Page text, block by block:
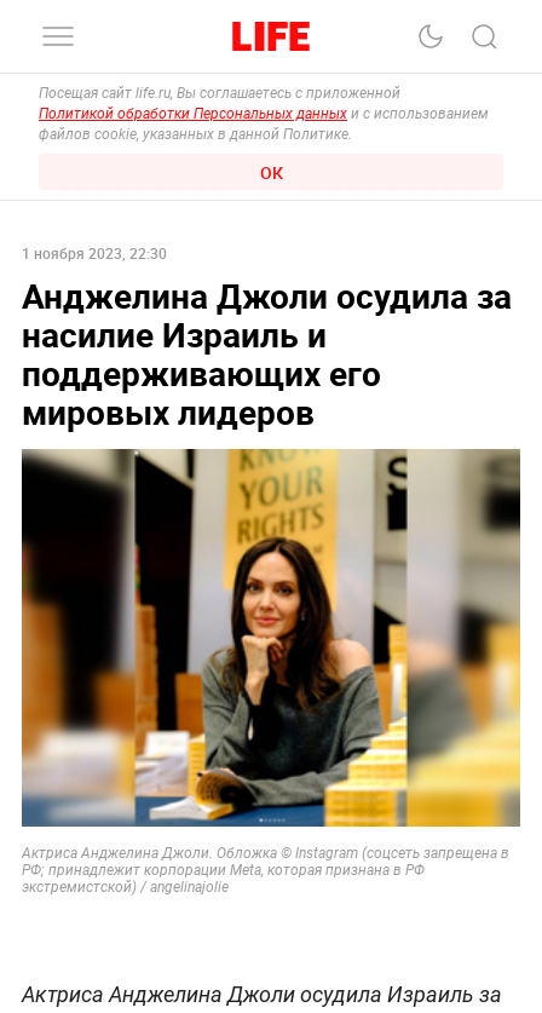
Посещая сайт life.ru, Вы соглашаетесь с приложенной
Политикой обработки Персональных данных и с использованием
файлов cookie, указанных в данной Политике.
ОК
1 ноября 2023, 22:30
Анджелина Джоли осудила за
насилие Израиль и
поддерживающих его
мировых лидеров
Актриса Анджелина Джоли. Обложка © Instagram (соцсеть запрещена в
РФ; принадлежит корпорации Meta, которая признана в РФ
экстремистской) / angelinajolie
Актриса Анджелина Джоли осудила Израиль за